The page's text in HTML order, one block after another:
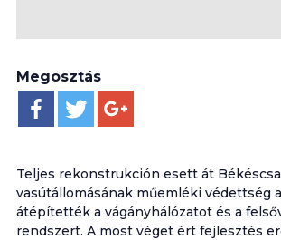
Megosztás
Teljes rekonstrukción esett át
vasútállomásának műemléki védettség
átépítették a vágányhálózatot és a
rendszert. A most véget ért fejlesztés